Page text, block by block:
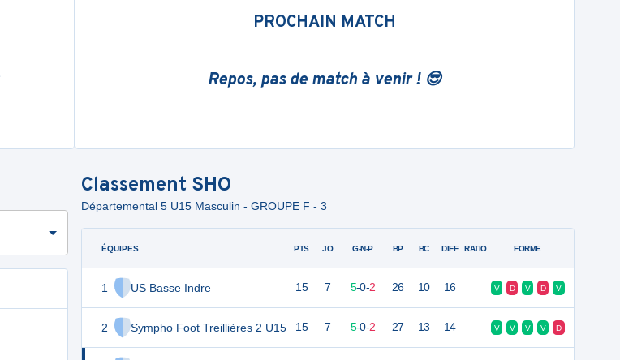
PROCHAIN MATCH
Repos, pas de match à venir ! 😎
Classement SHO
Départemental 5 U15 Masculin - GROUPE F - 3
ÉQUIPES
1 US Basse Indre
2 Sympho Foot Treillières 2 U15
PTS JO G-N-P BP BC DIFF RATIO FORME
15 7 5-0-2 26 10 16 V D V D V
15 7 5-0-2 27 13 14 V V V V D